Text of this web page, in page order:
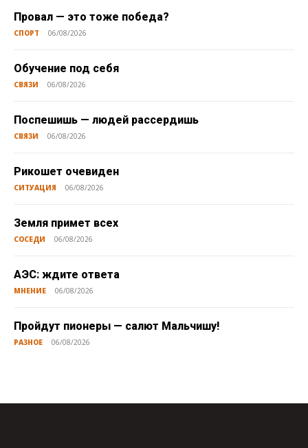
Провал — это тоже победа?
СПОРТ 06/08/2026
Обучение под себя
СВЯЗИ 06/08/2026
Поспешишь — людей рассердишь
СВЯЗИ 06/08/2026
Рикошет очевиден
СИТУАЦИЯ 06/08/2026
Земля примет всех
СОСЕДИ 06/08/2026
АЭС: ждите ответа
МНЕНИЕ 06/08/2026
Пройдут пионеры — салют Мальчишу!
РАЗНОЕ 06/08/2026